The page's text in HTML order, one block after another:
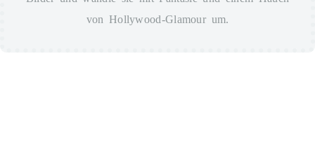
von Hollywood-Glamour um.